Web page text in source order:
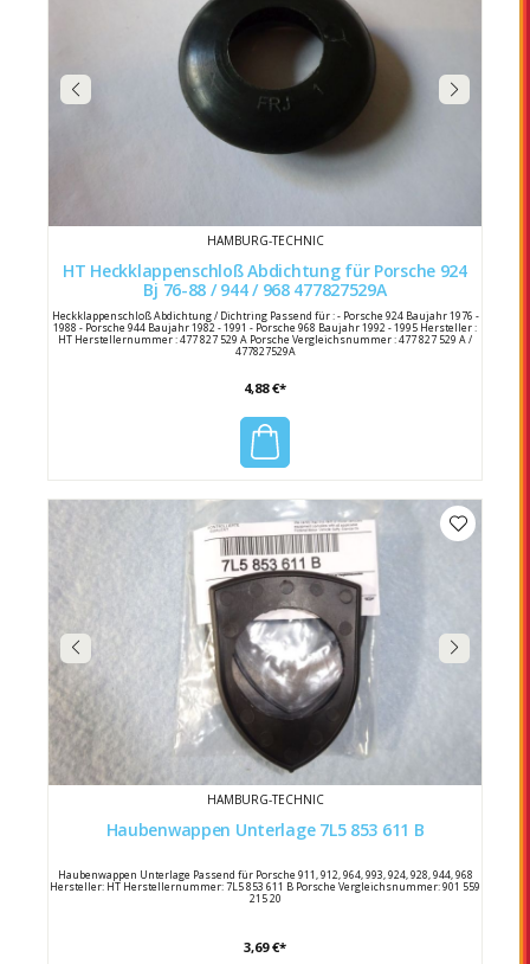
HAMBURG-TECHNIC
HT Heckklappenschloß Abdichtung für Porsche 924
Bj 76-88 / 944 / 968 477827529A
Heckklappenschloß Abdichtung / Dichtring Passend für : - Porsche 924 Baujahr 1976 -
1988 - Porsche 944 Baujahr 1982 - 1991 - Porsche 968 Baujahr 1992 - 1995 Hersteller :
HT Herstellernummer : 477 827 529 A Porsche Vergleichsnummer : 477 827 529 A /
477827529A
4,88 €*
HAMBURG-TECHNIC
Haubenwappen Unterlage 7L5 853 611 B
Haubenwappen Unterlage Passend für Porsche 911, 912, 964, 993, 924, 928, 944, 968
Hersteller: HT Herstellernummer: 7L5 853 611 B Porsche Vergleichsnummer: 901 559
215 20
3,69 €*